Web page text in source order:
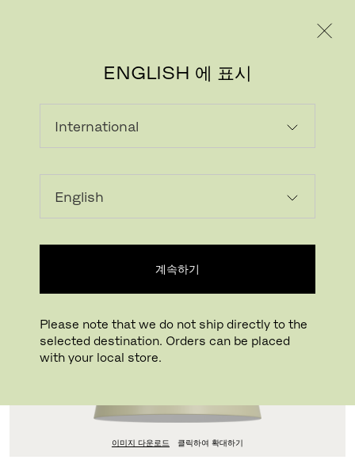
ENGLISH 에 표시
계속하기
Please note that we do not ship directly to the
selected destination. Orders can be placed
with your local store.
이미지 다운로드 클릭하여 확대하기